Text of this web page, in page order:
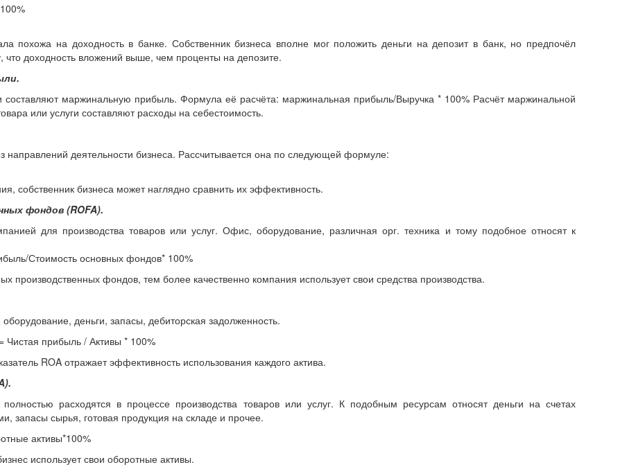
похожа на доходность в банке. Собственник бизнеса вполне мог положить деньги на депозит в банк, но предпочёл
что доходность вложений выше, чем проценты на депозите.
составляют маржинальную прибыль. Формула её расчёта: маржинальная прибыль/Выручка * 100% Расчёт маржинальной
или услуги составляют расходы на себестоимость.
направлений деятельности бизнеса. Рассчитывается она по следующей формуле:
собственник бизнеса может наглядно сравнить их эффективность.
фондов (ROFA).
для производства товаров или услуг. Офис, оборудование, различная орг. техника и тому подобное относят к
Стоимость основных фондов* 100%
производственных фондов, тем более качественно компания использует свои средства производства.
деньги, запасы, дебиторская задолженность.
Чистая прибыль / Активы * 100%
ROA отражает эффективность использования каждого актива.
расходятся в процессе производства товаров или услуг. К подобным ресурсам относят деньги на счетах
запасы сырья, готовая продукция на складе и прочее.
активы*100%
использует свои оборотные активы.